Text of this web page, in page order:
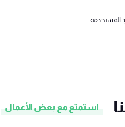
المستخدمة
استمتع مع بعض الأعمال